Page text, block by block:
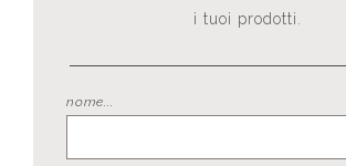
i tuoi prodotti.
nome...